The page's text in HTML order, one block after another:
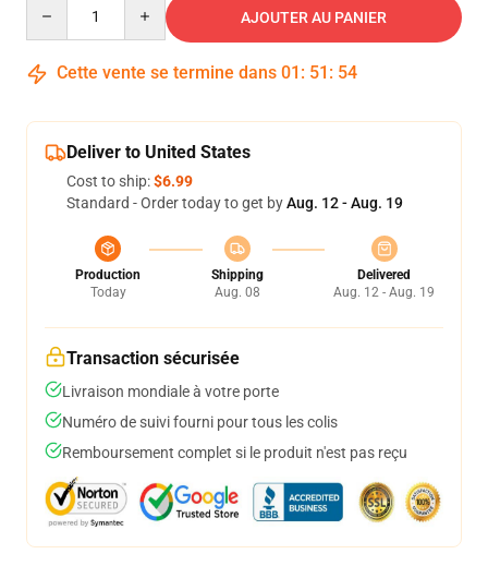
AJOUTER AU PANIER
Cette vente se termine dans 01 : 51 : 54
Deliver to United States
Cost to ship:$6.99
Standard - Order today to get byAug. 12 - Aug. 19
Production
Today
Shipping
Aug. 08
Delivered
Aug. 12 - Aug. 19
Transaction sécurisée
Livraison mondiale à votre porte
Numéro de suivi fourni pour tous les colis
Remboursement complet si le produit n'est pas reçu